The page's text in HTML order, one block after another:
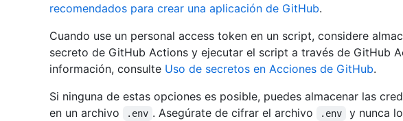
recomendados para crear una aplicación de GitHub.
Cuando use un personal access token en un script, considere
secreto de GitHub Actions y ejecutar el script a través de GitHub
información, consulte Uso de secretos en Acciones de GitHub.
Si ninguna de estas opciones es posible, puedes almacenar las
en un archivo
.env . Asegúrate de cifrar el archivo .env
y nunca